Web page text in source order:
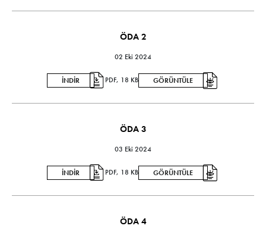
ÖDA 2
02 Eki 2024
İNDİR PDF, 18 KB GÖRÜNTÜLE
ÖDA 3
03 Eki 2024
İNDİR PDF, 18 KB GÖRÜNTÜLE
ÖDA 4